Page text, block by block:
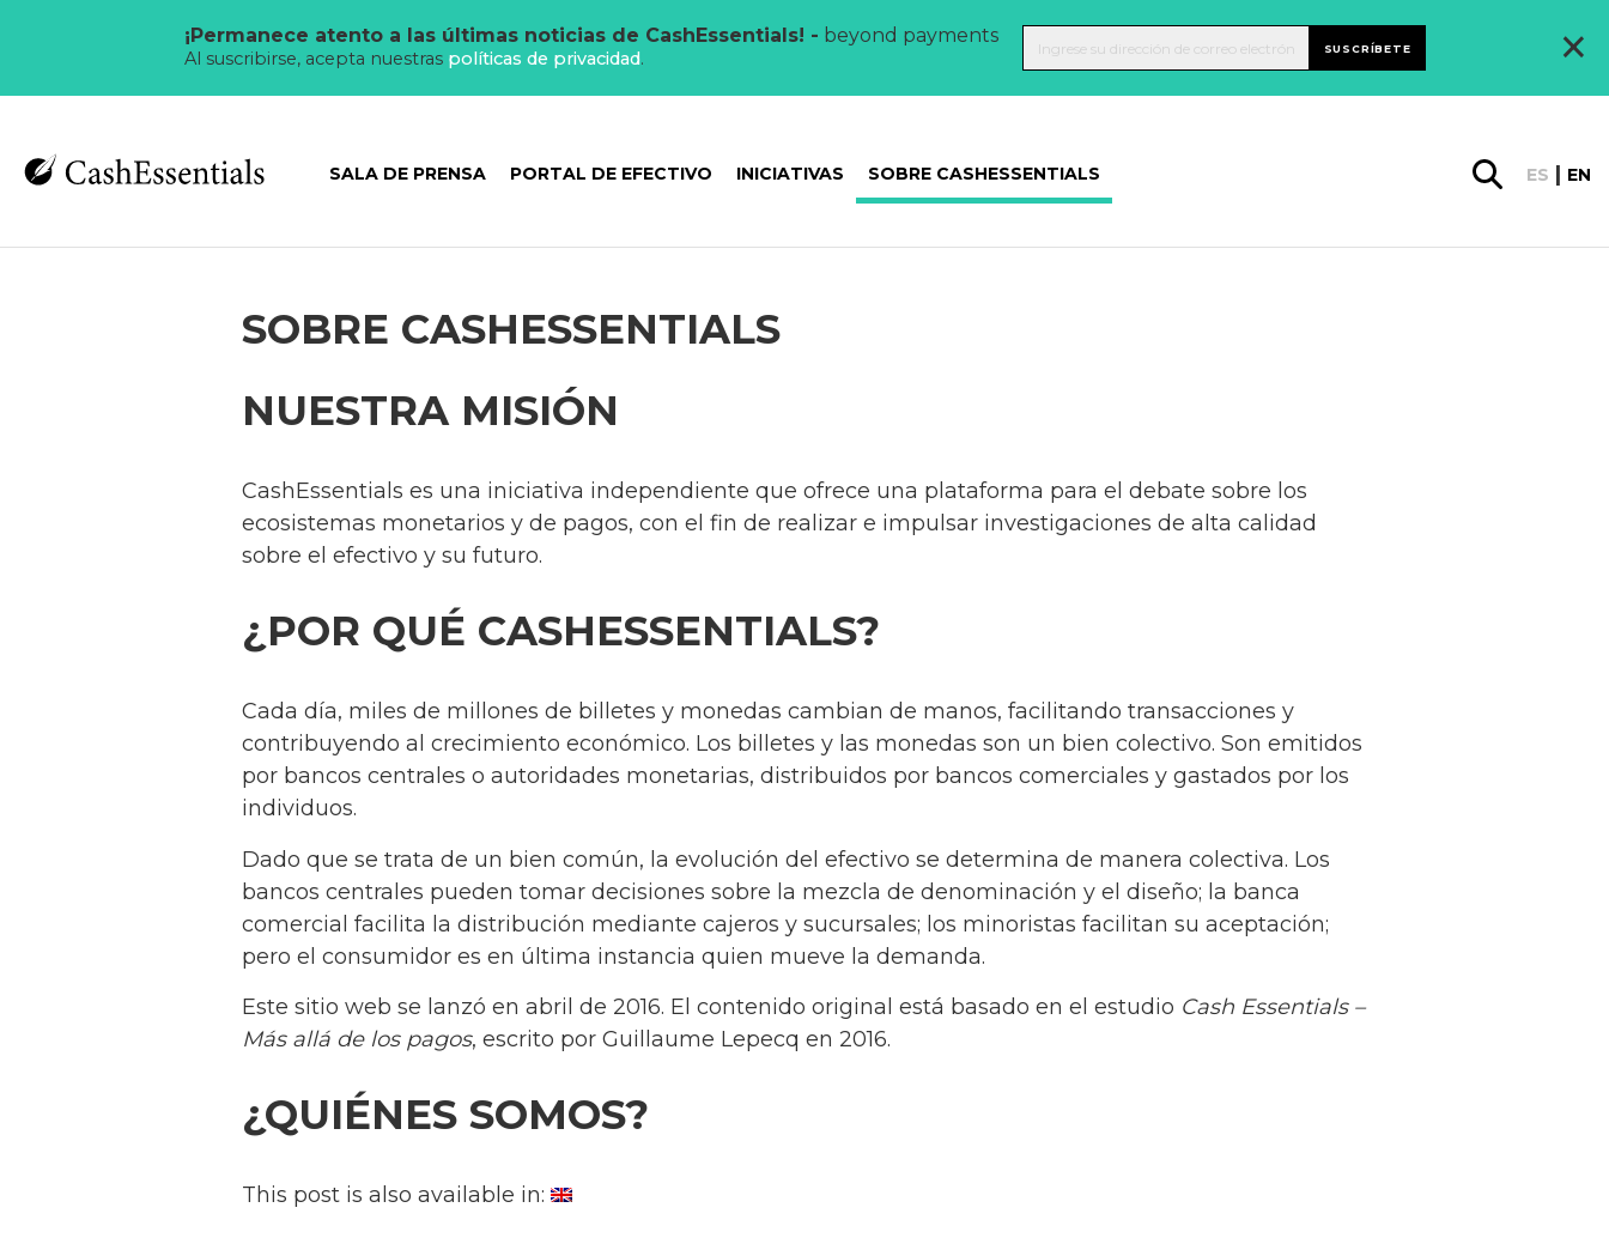
¡Permanece atento a las últimas noticias de CashEssentials! - beyond payments
Al suscribirse, acepta nuestras políticas de privacidad. SUSCRÍBETE ×
SALA DE PRENSA PORTAL DE EFECTIVO INICIATIVAS SOBRE CASHESSENTIALS ES EN
SOBRE CASHESSENTIALS
NUESTRA MISIÓN
CashEssentials es una iniciativa independiente que ofrece una plataforma para el debate sobre los
ecosistemas monetarios y de pagos, con el fin de realizar e impulsar investigaciones de alta calidad
sobre el efectivo y su futuro.
¿POR QUÉ CASHESSENTIALS?
Cada día, miles de millones de billetes y monedas cambian de manos, facilitando transacciones y
contribuyendo al crecimiento económico. Los billetes y las monedas son un bien colectivo. Son emitidos
por bancos centrales o autoridades monetarias, distribuidos por bancos comerciales y gastados por los
individuos.
Dado que se trata de un bien común, la evolución del efectivo se determina de manera colectiva. Los
bancos centrales pueden tomar decisiones sobre la mezcla de denominación y el diseño; la banca
comercial facilita la distribución mediante cajeros y sucursales; los minoristas facilitan su aceptación;
pero el consumidor es en última instancia quien mueve la demanda.
Este sitio web se lanzó en abril de 2016. El contenido original está basado en el estudio Cash Essentials –
Más allá de los pagos, escrito por Guillaume Lepecq en 2016.
¿QUIÉNES SOMOS?
This post is also available in: